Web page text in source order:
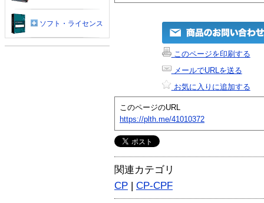
このページを印刷する
メールでURLを送る
お気に入りに追加する
このページのURL
https://plth.me/41010372
関連カテゴリ
CP | CP-CPF
ソフト・ライセンス